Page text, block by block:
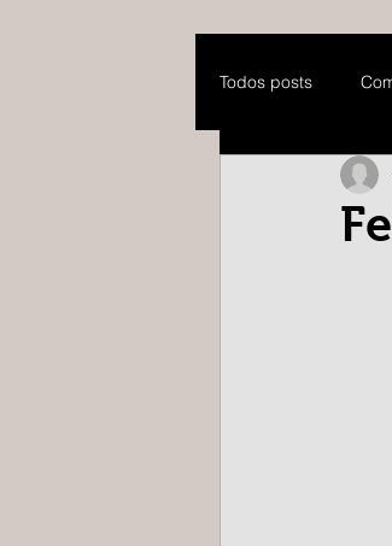
Todos posts